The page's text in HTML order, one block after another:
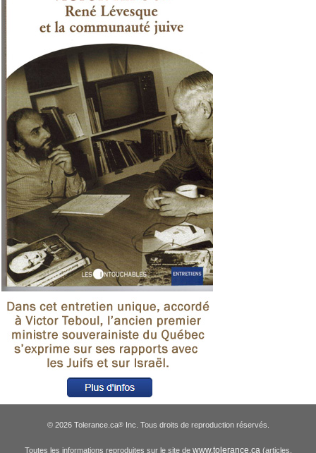
© 2026 Tolerance.ca®Inc. Tous droits de reproduction réservés.
Toutes les informations reproduites sur le site de www.tolerance.ca (articles,